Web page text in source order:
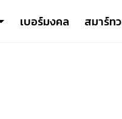
เบอร์มงคล สมาร์ท